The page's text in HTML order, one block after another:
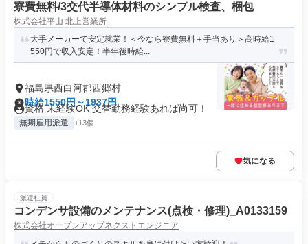
寮費無料/3交代半導体材料のシンプル検査、梱包
株式会社平山 北上営業所
大手メーカーで安定就業！＜今なら寮費無料＋手当あり＞高時給1
550円で収入安定！半年後時給...
福島県西白河郡西郷村
時給1550円～1937円
資格 未経験OK 交替勤務経験あれば尚可！
無期雇用派遣 +13個
気になる
派遣社員
コンデンサ設備のメンテナンス(点検・修理)_A0133159
株式会社オープンアップネクストエンジニア